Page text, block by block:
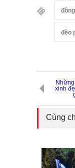
đèo
xinh
Cùng